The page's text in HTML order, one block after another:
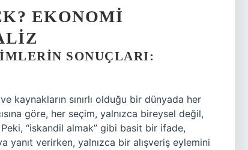
EKONOMI
SONUÇLARI:
kaynakların sınırlı olduğu bir dünyada her
göre, her seçim, yalnızca bireysel değil,
“iskandil almak” gibi basit bir ifade,
verirken, yalnızca bir alışveriş eylemini